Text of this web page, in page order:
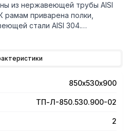
из нержавеющей трубы AISI
приварена полки,
стали AISI 304.
тележки составляет 100 кг.
тормозом.
850х530х900
ТП-Л-850.530.900-02
2